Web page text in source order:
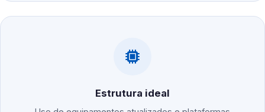
Estrutura ideal